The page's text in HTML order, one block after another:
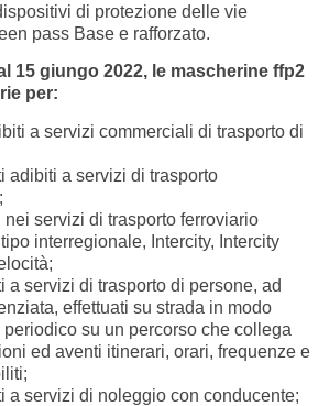
di protezione delle vie
pass Base e rafforzato.
15 giungo 2022, le mascherine ffp2
per:
a servizi commerciali di trasporto di
adibiti a servizi di trasporto
servizi di trasporto ferroviario
interregionale, Intercity, Intercity
a servizi di trasporto di persone, ad
effettuati su strada in modo
su un percorso che collega
ed aventi itinerari, orari, frequenze e
a servizi di noleggio con conducente;